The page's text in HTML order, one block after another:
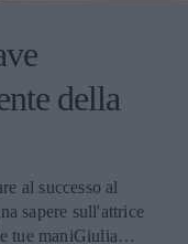
della
al successo al
sapere sull'attrice
tue maniGiulia